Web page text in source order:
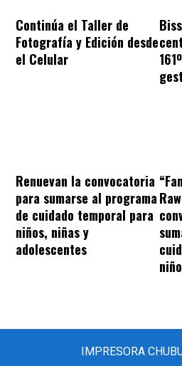
Continúa el Taller de
Fotografía y Edición desde
el Celular
Renuevan la convocatoria
para sumarse al programa
de cuidado temporal para
niños, niñas y
adolescentes
IMPRESORA